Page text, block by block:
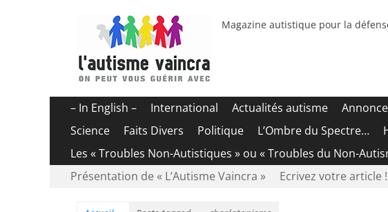
Magazine autistique pour la
Menu
principal
Aller
contenu
– In English – International Actualités autisme
Science
Faits Divers Politique L’Ombre du Spectre…
Les « Troubles Non-Autistiques » ou « Troubles du Non-
Menu
Aller
Présentation de « L’Autisme Vaincra » Ecrivez votre article !